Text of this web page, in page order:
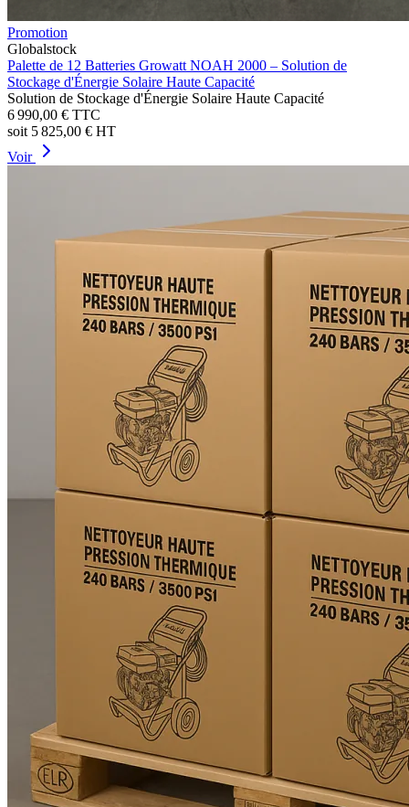
Promotion
Globalstock
Palette de 12 Batteries Growatt NOAH 2000 – Solution de
Stockage d'Énergie Solaire Haute Capacité
Solution de Stockage d'Énergie Solaire Haute Capacité
6 990,00 € TTC
soit 5 825,00 € HT
Voir